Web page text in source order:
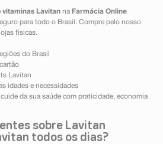
vitaminas Lavitanna Farmácia Online
para todo o Brasil. Compre pelo nosso
físicas.
do Brasil
Lavitan
idades e necessidades
cuide da sua saúde com praticidade, economia
sobre Lavitan
todos os dias?